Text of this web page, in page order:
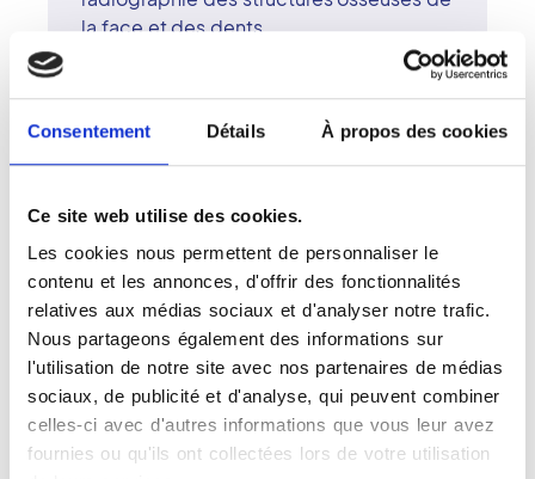
Consentement Détails À propos des cookies
Ce site web utilise des cookies.
Les cookies nous permettent de personnaliser le
contenu et les annonces, d'offrir des fonctionnalités
relatives aux médias sociaux et d'analyser notre trafic.
Nous partageons également des informations sur
l'utilisation de notre site avec nos partenaires de médias
sociaux, de publicité et d'analyse, qui peuvent combiner
celles-ci avec d'autres informations que vous leur avez
fournies ou qu'ils ont collectées lors de votre utilisation
la face et des dents.
Elle offre une imagerie comparable au
simple. Grâce à la très haute résolution
propre à cet examen, il est possible de
tissus adjacents qui ne peuvent être
décelés lors d'un examen clinique
comme par exemple les débuts de
caries, les fissurations dentaires, les
kystes, les abcès et les éventuelles
tumeurs.
Il sert aussi à évaluer le volume osseux et
la position des nerfs en vue de la pose
d'implants. Grâce à la modélisation 3D, il